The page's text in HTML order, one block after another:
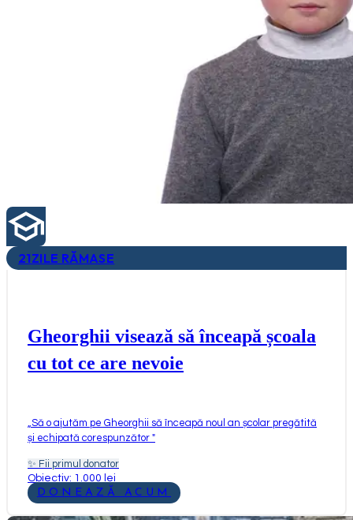
21ZILE RĂMASE
Gheorghii visează să înceapă școala
cu tot ce are nevoie
Să o ajutăm pe Gheorghii să înceapă noul an școlar pregătită
și echipată corespunzător "
✨ Fii primul donator
Obiectiv: 1.000 lei
DONEAZĂ ACUM